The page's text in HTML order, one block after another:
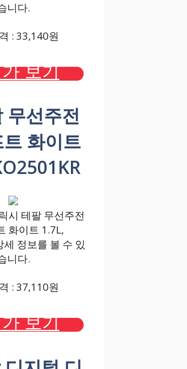
니다.
: 33,140원
보기
무선주전
화이트
시 테팔 무선주전
화이트 1.7L,
세 정보를 볼 수 있
니다.
: 37,110원
보기